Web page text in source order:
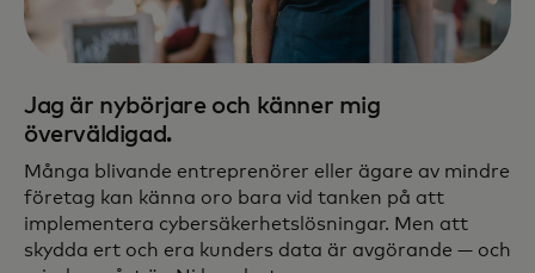
Jag är nybörjare och känner mig
överväldigad.
Många blivande entreprenörer eller ägare av mindre
företag kan känna oro bara vid tanken på att
implementera cybersäkerhetslösningar. Men att
skydda ert och era kunders data är avgörande — och